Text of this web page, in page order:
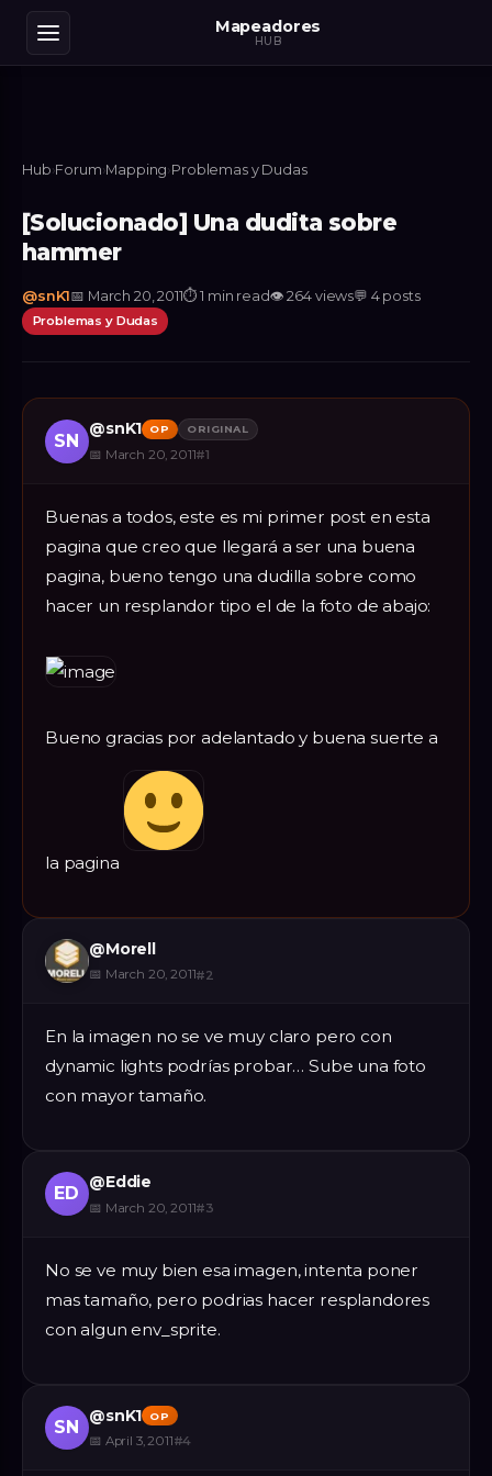
Mapeadores
HUB
Hub›Forum›Mapping›Problemas y Dudas
[Solucionado] Una dudita sobre
hammer
@snK1📅 March 20, 2011⏱1 min read👁264 views💬 4 posts
Problemas y Dudas
SN
@snK1 OP ORIGINAL
📅 March 20, 2011#1
Buenas a todos, este es mi primer post en esta
pagina que creo que llegará a ser una buena
pagina, bueno tengo una dudilla sobre como
hacer un resplandor tipo el de la foto de abajo:
Bueno gracias por adelantado y buena suerte a
la pagina
@Morell
📅 March 20, 2011#2
En la imagen no se ve muy claro pero con
dynamic lights podrías probar… Sube una foto
con mayor tamaño.
ED
@Eddie
📅 March 20, 2011#3
No se ve muy bien esa imagen, intenta poner
mas tamaño, pero podrias hacer resplandores
con algun env_sprite.
SN
@snK1 OP
📅 April 3, 2011#4